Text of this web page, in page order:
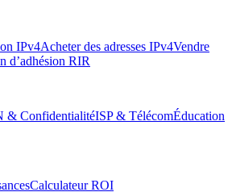
IPv4Acheter des adresses IPv4Vendre
d’adhésion RIR
& ConfidentialitéISP & TélécomÉducation
Calculateur ROI